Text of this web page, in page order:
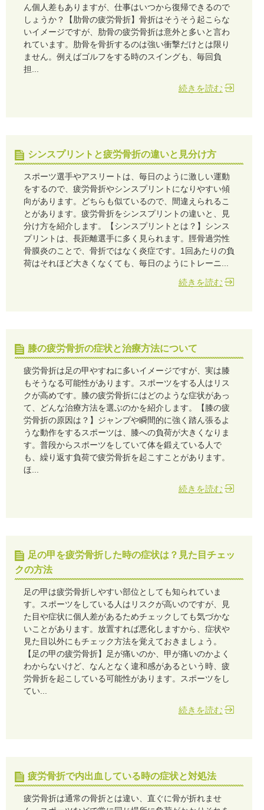
ん個人差もありますが、仕事はいつから復帰できるので
しょうか？【肋骨の疲労骨折】骨折はそうそう起こらな
いイメージですが、肋骨の疲労骨折は意外と多いと言わ
れています。肋骨を骨折するのは強い衝撃だけとは限り
ません。例えばゴルフをする時のスイングも、毎回負
担...
続きを読む
シンスプリントと疲労骨折の違いと見分け方
スポーツ選手やアスリートは、毎日のように激しい運動
をするので、疲労骨折やシンスプリントになりやすい傾
向があります。どちらも似ているので、間違えられるこ
とがあります。疲労骨折をシンスプリントの違いと、見
分け方を紹介します。【シンスプリントとは？】シンス
プリントは、長距離選手に多く見られます。脛骨過労性
骨膜炎のことで、骨折ではなく炎症です。1回あたりの負
荷はそれほど大きくなくても、毎日のようにトレーニ...
続きを読む
膝の疲労骨折の症状と治療方法について
疲労骨折は足の甲やすねに多いイメージですが、実は膝
もそうなる可能性があります。スポーツをする人はリス
クが高めです。膝の疲労骨折にはどのような症状があっ
て、どんな治療方法を選ぶのかを紹介します。【膝の疲
労骨折の原因は？】ジャンプや瞬間的に強く踏ん張るよ
うな動作をするスポーツは、膝への負荷が大きくなりま
す。普段からスポーツをしていて体を鍛えている人で
も、繰り返す負荷で疲労骨折を起こすことがあります。
ほ...
続きを読む
足の甲を疲労骨折した時の症状は？見た目チェッ
クの方法
足の甲は疲労骨折しやすい部位としても知られていま
す。スポーツをしている人はリスクが高いのですが、見
た目や症状に個人差があるためチェックしても気づかな
いことがあります。放置すれば悪化しますから、症状や
見た目以外にもチェック方法を覚えておきましょう。
【足の甲の疲労骨折】足が痛いのか、甲が痛いのかよく
わからないけど、なんとなく違和感があるという時、疲
労骨折を起こしている可能性があります。スポーツをし
てい...
続きを読む
疲労骨折で内出血している時の症状と対処法
疲労骨折は通常の骨折とは違い、直ぐに骨が折れませ